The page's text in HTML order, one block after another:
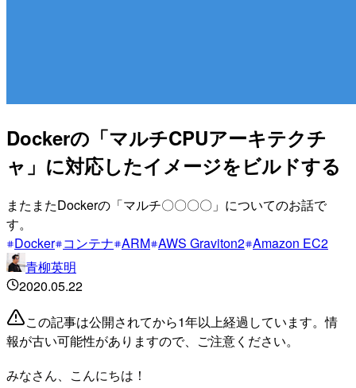
Dockerの「マルチCPUアーキテクチ
ャ」に対応したイメージをビルドする
またまたDockerの「マルチ〇〇〇〇」についてのお話で
す。
Docker コンテナ ARM AWS Graviton2 Amazon EC2
青柳英明
2020.05.22
この記事は公開されてから1年以上経過しています。情
報が古い可能性がありますので、ご注意ください。
みなさん、こんにちは！